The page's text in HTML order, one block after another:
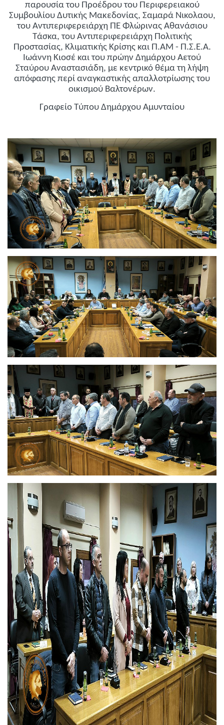
παρουσία του Προέδρου του Περιφερειακού
Συμβουλίου Δυτικής Μακεδονίας, Σαμαρά Νικολαου,
του Αντιπεριφερειάρχη ΠΕ Φλώρινας Αθανάσιου
Τάσκα, του Αντιπεριφερειάρχη Πολιτικής
Προστασίας, Κλιματικής Κρίσης και Π.ΑΜ - Π.Σ.Ε.Α.
Ιωάννη Κιοσέ και του πρώην Δημάρχου Αετού
Σταύρου Αναστασιάδη, με κεντρικό θέμα τη λήψη
απόφασης περί αναγκαστικής απαλλοτρίωσης του
οικισμού Βαλτονέρων.
Γραφείο Τύπου Δημάρχου Αμυνταίου